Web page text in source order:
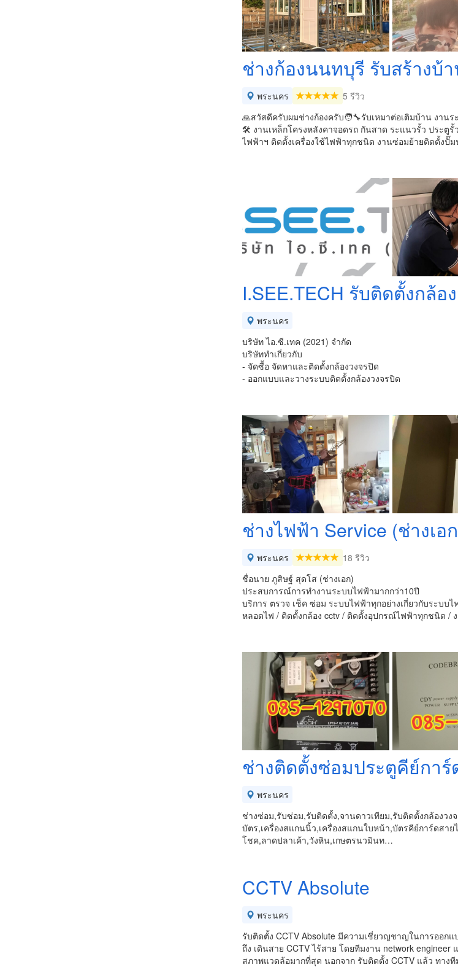
ช่างก้องนนทบุรี รับสร้างบ้
พระนคร
5 รีวิว
🙏สวัสดีครับผมช่างก้องครับ🧑‍🔧รับเหมาต่อเติมบ้าน งาน
🛠️ งานเหล็กโครงหลังคา​จอดรถ​ กันสาด ระแนวรั้ว​ ประตู
ไฟฟ้า​ฯ ติดตั้งเครื่องใช้ไฟฟ้าทุกชนิด​ งานซ่อมย้ายติดตั้งปั๊
I.SEE.TECH รับติดตั้งกล้อ
พระนคร
บริษัท ไอ.ซี.เทค (2021) จำกัด
บริษัททำเกี่ยวกับ
- จัดซื้อ จัดหาและติดตั้งกล้องวงจรปิด
- ออกแบบและวางระบบติดตั้งกล้องวงจรปิด
ช่างไฟฟ้า Service (ช่างเอ
พระนคร
18 รีวิว
ชื่อนาย ภูสิษฐ์ สุดโส (ช่างเอก)
ประสบการณ์การทำงานระบบไฟฟ้ามากกว่า10ปี
บริการ ตรวจ เช็ค ซ่อม ระบบไฟฟ้าทุกอย่างเกี่ยวกับระบบ
หลอดไฟ / ติดตั้งกล้อง cctv / ติดตั้งอุปกรณ์ไฟฟ้าทุกชนิด /
ช่างติดตั้งซ่อมประตูคีย์การ์
พระนคร
ช่างซ่อม,รับซ่อม,รับติดตั้ง,จานดาวเทียม,รับติดตั้งกล้องว
บัตร,เครื่องสแกนนิ้ว,เครื่องสแกนใบหน้า,บัตรคีย์การ์ดสา
โชค,ลาดปลาเค้า,วังหิน,เกษตรนวมินท…
CCTV Absolute
พระนคร
รับติดตั้ง CCTV Absolute มีความเชี่ยวญชาญในการออก
ถึง เดินสาย CCTV ไร้สาย โดยทีมงาน network
สภาพแวดล้อมากที่สุด นอกจาก รับติดตั้ง CCTV แล้ว ทาง